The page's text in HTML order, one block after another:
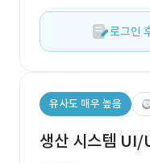
로그인
유사도 매우 높음
생산 시스템 UI/